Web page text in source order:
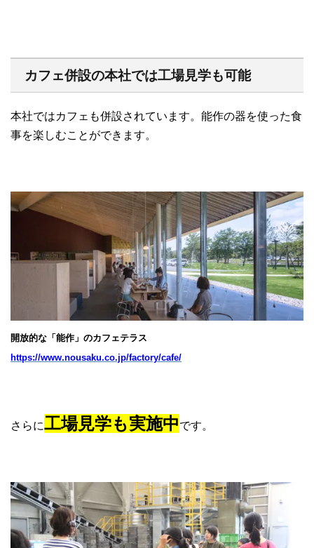
カフェ併設の本社では工場見学も可能
本社ではカフェも併設されています。能作の器を使った食
事を楽しむことができます。
開放的な「能作」のカフェテラス
https://www.nousaku.co.jp/factory/cafe/
さらに工場見学も実施中です。